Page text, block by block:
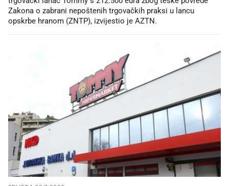
Zakona o zabrani nepoštenih trgovačkih praksi u lancu
opskrbe hranom (ZNTP), izvijestio je AZTN.